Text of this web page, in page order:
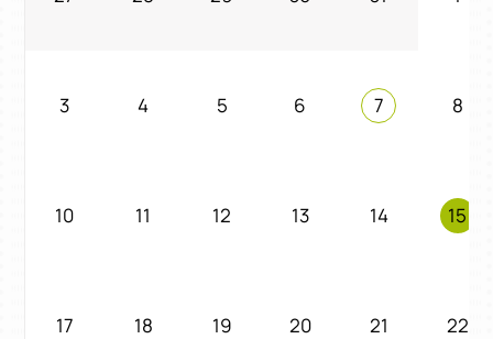
3 4 5 6 7 8
10 11 12 13 14 15
17 18 19 20 21 22